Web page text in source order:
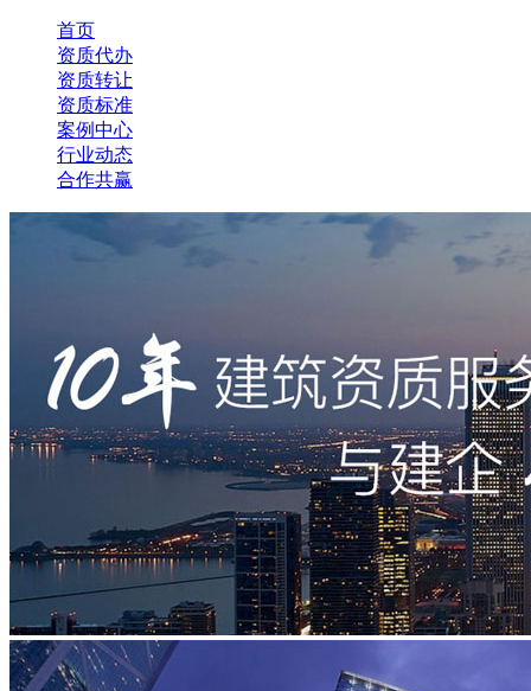
首页
资质代办
资质转让
资质标准
案例中心
行业动态
合作共赢